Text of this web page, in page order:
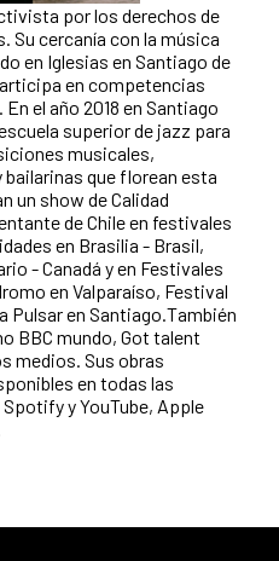
por los derechos de
Su cercanía con la música
en Iglesias en Santiago de
en competencias
el año 2018 en Santiago
superior de jazz para
musicales,
bailarinas que florean esta
un show de Calidad
de Chile en festivales
en Brasilia - Brasil,
- Canadá y en Festivales
en Valparaíso, Festival
Pulsar en Santiago.También
BBC mundo, Got talent
medios. Sus obras
en todas las
y YouTube, Apple